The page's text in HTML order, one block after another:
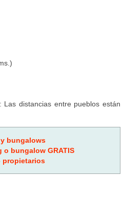
Las distancias entre pueblos están
bungalows
o bungalow GRATIS
propietarios